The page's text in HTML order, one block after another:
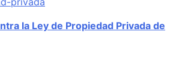
la Ley de Propiedad Privada de